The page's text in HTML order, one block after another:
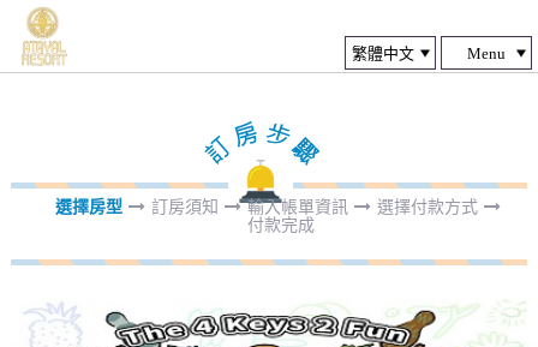
Menu
選擇房型 訂房須知 輸入帳單資訊
選擇付款方式
付款完成